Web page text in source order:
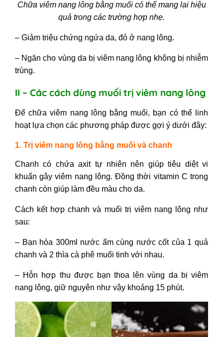
Chữa viêm nang lông bằng muối có thể mang lại hiệu
quả trong các trường hợp nhẹ.
– Giảm triệu chứng ngứa da, đỏ ở nang lông.
– Ngăn cho vùng da bị viêm nang lông không bị nhiễm
trùng.
II – Các cách dùng muối trị viêm nang lông
Đểchữa viêm nang lông bằng muối, bạn có thể linh
hoạt lựa chọn các phương pháp được gợi ý dưới đây:
1. Trị viêm nang lông bằng muối và chanh
Chanh có chứa axit tự nhiên nên giúp tiêu diệt vi
khuẩn gây viêm nang lông. Đồng thời vitamin C trong
chanh còn giúp làm đều màu cho da.
Cách kết hợp chanh và muối trị viêm nang lông như
sau:
– Bạn hòa 300ml nước ấm cùng nước cốt của 1 quả
chanh và 2 thìa cà phê muối tinh với nhau.
– Hỗn hợp thu được bạn thoa lên vùng da bị viêm
nang lông, giữ nguyên như vậy khoảng 15 phút.